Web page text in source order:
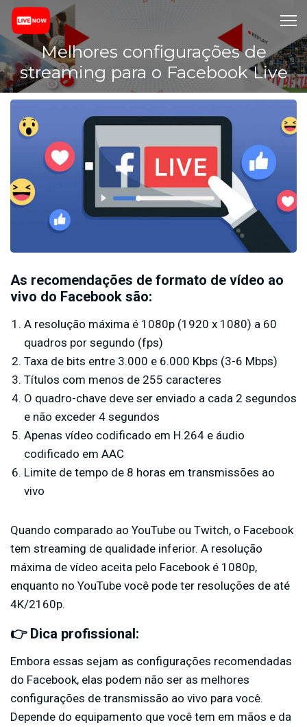
Melhores configurações de
streaming para o Facebook Live
As recomendações de formato de vídeo ao
vivo do Facebook são:
A resolução máxima é 1080p (1920 x 1080) a 60
quadros por segundo (fps)
Taxa de bits entre 3.000 e 6.000 Kbps (3-6 Mbps)
Títulos com menos de 255 caracteres
O quadro-chave deve ser enviado a cada 2 segundos
e não exceder 4 segundos
Apenas vídeo codificado em H.264 e áudio
codificado em AAC
Limite de tempo de 8 horas em transmissões ao
vivo
Quando comparado ao YouTube ou Twitch, o Facebook
tem streaming de qualidade inferior. A resolução
máxima de vídeo aceita pelo Facebook é 1080p,
enquanto no YouTube você pode ter resoluções de até
4K/2160p.
👉 Dica profissional:
Embora essas sejam as configurações recomendadas
do Facebook, elas podem não ser as melhores
configurações de transmissão ao vivo para você.
Depende do equipamento que você tem em mãos e da